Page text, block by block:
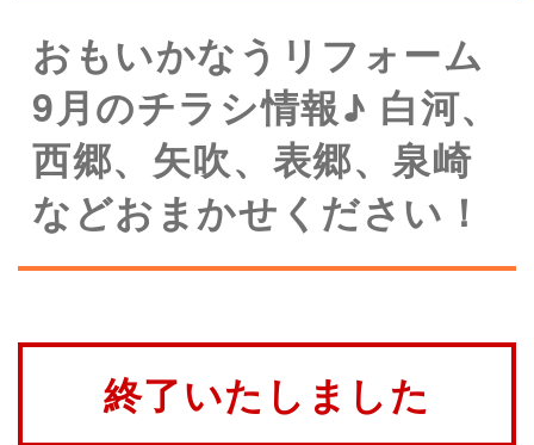
おもいかなうリフォーム
9月のチラシ情報♪ 白河、
西郷、矢吹、表郷、泉崎
などおまかせください！
終了いたしました